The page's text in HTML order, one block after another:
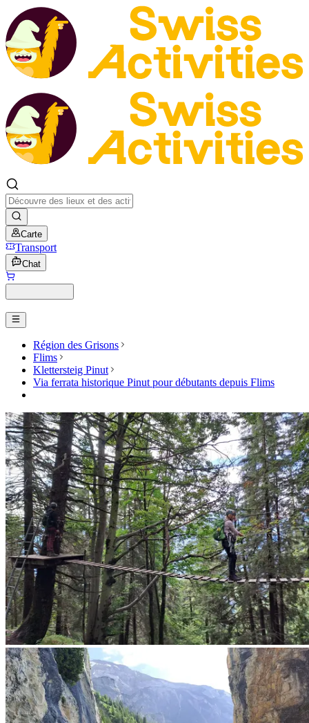
Carte
Transport
Chat
Région des Grisons
Flims
Klettersteig Pinut
Via ferrata historique Pinut pour débutants depuis Flims